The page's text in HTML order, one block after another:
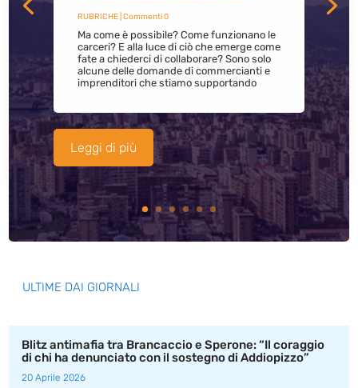
RUBRICHE| Commenti 0
Ma come è possibile? Come funzionano le
carceri? E alla luce di ciò che emerge come
fate a chiederci di collaborare? Sono solo
alcune delle domande di commercianti e
imprenditori che stiamo supportando
Leggi di più
ULTIME DAI GIORNALI
Blitz antimafia tra Brancaccio e Sperone: “Il coraggio
di chi ha denunciato con il sostegno di Addiopizzo”
20 Aprile 2026